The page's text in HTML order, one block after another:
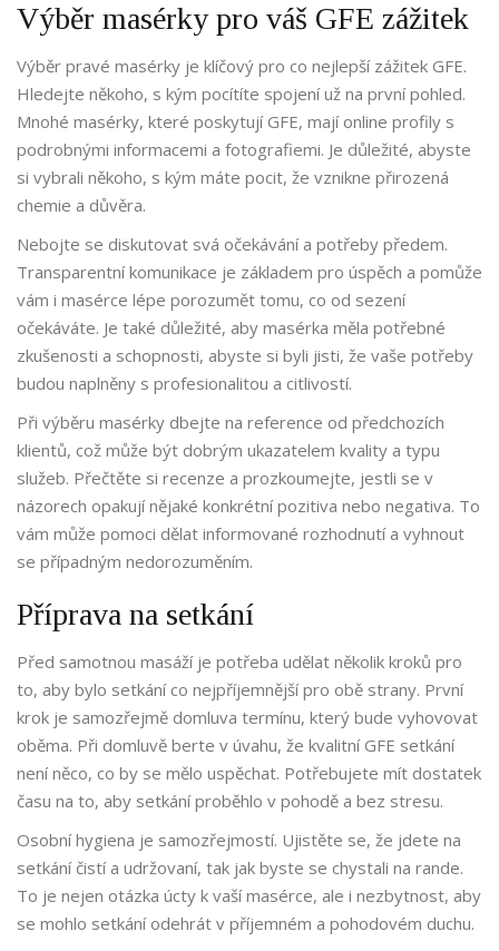
Výběr masérky pro váš GFE zážitek
Výběr pravé masérky je klíčový pro co nejlepší zážitek GFE.
Hledejte někoho, s kým pocítíte spojení už na první pohled.
Mnohé masérky, které poskytují GFE, mají online profily s
podrobnými informacemi a fotografiemi. Je důležité, abyste
si vybrali někoho, s kým máte pocit, že vznikne přirozená
chemie a důvěra.
Nebojte se diskutovat svá očekávání a potřeby předem.
Transparentní komunikace je základem pro úspěch a pomůže
vám i masérce lépe porozumět tomu, co od sezení
očekáváte. Je také důležité, aby masérka měla potřebné
zkušenosti a schopnosti, abyste si byli jisti, že vaše potřeby
budou naplněny s profesionalitou a citlivostí.
Při výběru masérky dbejte na reference od předchozích
klientů, což může být dobrým ukazatelem kvality a typu
služeb. Přečtěte si recenze a prozkoumejte, jestli se v
názorech opakují nějaké konkrétní pozitiva nebo negativa. To
vám může pomoci dělat informované rozhodnutí a vyhnout
se případným nedorozuměním.
Příprava na setkání
Před samotnou masáží je potřeba udělat několik kroků pro
to, aby bylo setkání co nejpříjemnější pro obě strany. První
krok je samozřejmě domluva termínu, který bude vyhovovat
oběma. Při domluvě berte v úvahu, že kvalitní GFE setkání
není něco, co by se mělo uspěchat. Potřebujete mít dostatek
času na to, aby setkání proběhlo v pohodě a bez stresu.
Osobní hygiena je samozřejmostí. Ujistěte se, že jdete na
setkání čistí a udržovaní, tak jak byste se chystali na rande.
To je nejen otázka úcty k vaší masérce, ale i nezbytnost, aby
se mohlo setkání odehrát v příjemném a pohodovém duchu.